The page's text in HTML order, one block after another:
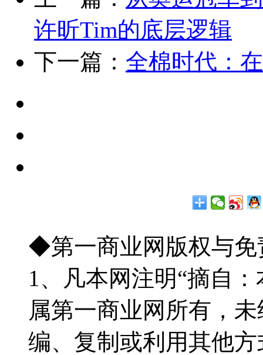
许昕Tim的底层逻辑
下一篇： 全棉时代：
◆第一商业网版权与免
1、凡本网注明“摘自
属第一商业网所有，
编、复制或利用其他